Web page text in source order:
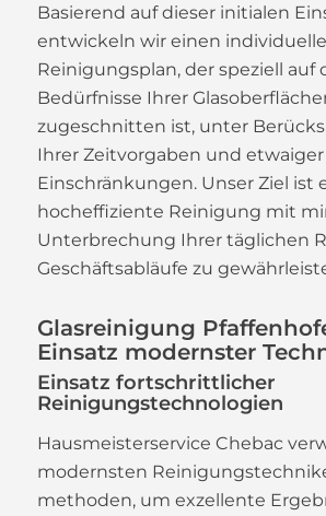
Basierend auf dieser initialen
entwickeln wir einen
Reinigungsplan, der speziell auf
Bedürfnisse Ihrer
zugeschnitten ist, unter
Ihrer Zeitvorgaben und
Einschränkungen. Unser Ziel ist
hocheffiziente Reinigung mit
Unterbrechung Ihrer täglichen
Geschäftsabläufe zu
Glasreinigung
Einsatz modernster
Einsatz fortschrittlicher
Reinigungstechnologien
Hausmeisterservice Chebac
modernsten
methoden, um exzellente